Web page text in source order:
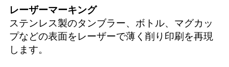
レーザーマーキング
ステンレス製のタンブラー、ボトル、マグカッ
プなどの表面をレーザーで薄く削り印刷を再現
します。